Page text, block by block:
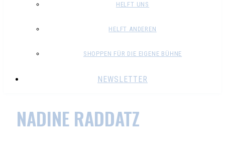
HELFT UNS
HELFT ANDEREN
SHOPPEN FÜR DIE EIGENE BÜHNE
NEWSLETTER
NADINE RADDATZ